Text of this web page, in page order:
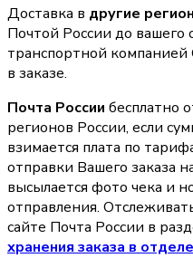
Доставка в другие
Почтой России до вашего
транспортной
в заказе.
Почта России бесплатно
регионов России, если
взимается плата по
отправки Вашего заказа
высылается фото чека и
отправления.
сайте Почта России в
хранения заказа в